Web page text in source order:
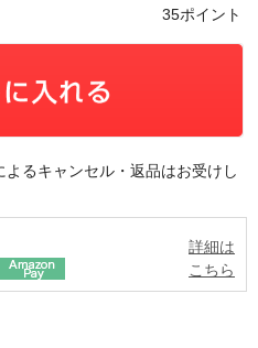
35ポイント
るキャンセル・返品はお受けし
詳細は
こちら